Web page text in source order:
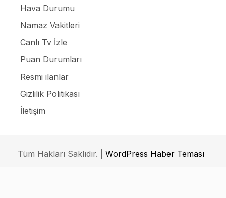
Hava Durumu
Namaz Vakitleri
Canlı Tv İzle
Puan Durumları
Resmi ilanlar
Gizlilik Politikası
İletişim
Tüm Hakları Saklıdır. | WordPress Haber Teması